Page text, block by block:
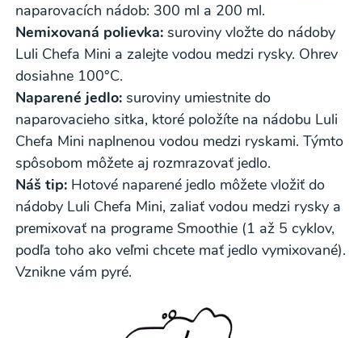
naparovacích nádob: 300 ml a 200 ml.
Nemixovaná polievka:suroviny vložte do nádoby
Luli Chefa Mini a zalejte vodou medzi rysky. Ohrev
dosiahne 100°C.
Naparené jedlo:suroviny umiestnite do
naparovacieho sitka, ktoré položíte na nádobu Luli
Chefa Mini naplnenou vodou medzi ryskami. Týmto
spôsobom môžete aj rozmrazovať jedlo.
Náš tip:Hotové naparené jedlo môžete vložiť do
nádoby Luli Chefa Mini, zaliať vodou medzi rysky a
premixovať na programe Smoothie (1 až 5 cyklov,
podľa toho ako veľmi chcete mať jedlo vymixované).
Vznikne vám pyré.
Odoslaním registrácie na Newsletter súhlasím so
spracovaním osobných údajov pre účely
zasielania newsletteru a potvrdzujem, že som si
prečítal(a)
informácie o Ochrane osobných
údajova súhlasím s nimi.
Súhlasím